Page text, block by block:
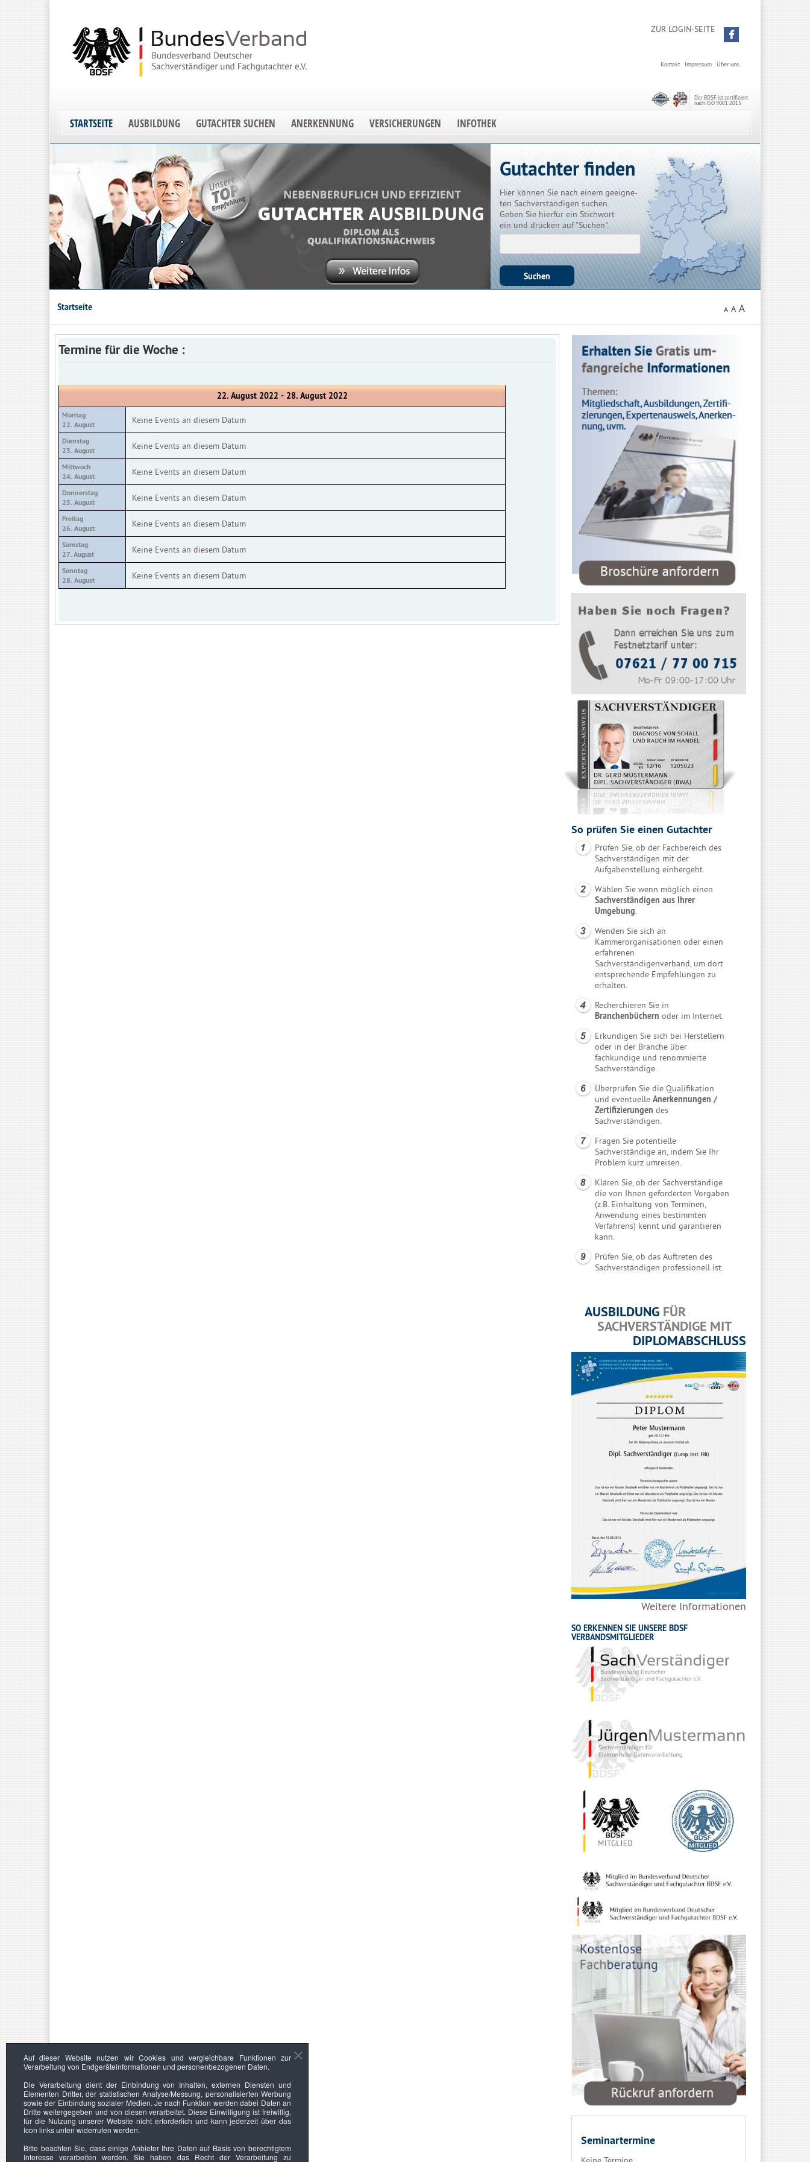
ZUR LOGIN-SEITE
Über uns
Impressum
Kontakt
Der BDSF ist zertifiziert
nach ISO 9001:2015
STARTSEITE AUSBILDUNG GUTACHTER SUCHEN ANERKENNUNG VERSICHERUNGEN INFOTHEK
Gutachter finden
Hier können Sie nach einem geeigne-
ten Sachverständigen suchen.
Geben Sie hierfür ein Stichwort
ein und drücken auf "Suchen".
Startseite A A A
Termine für die Woche :
22. August 2022 - 28. August 2022
Montag
22. August
Keine Events an diesem Datum
Dienstag
23. August
Keine Events an diesem Datum
Mittwoch
24. August
Keine Events an diesem Datum
Donnerstag
25. August
Keine Events an diesem Datum
Freitag
26. August
Keine Events an diesem Datum
Samstag
27. August
Keine Events an diesem Datum
Sonntag
28. August
Keine Events an diesem Datum
So prüfen Sie einen Gutachter
Prüfen Sie, ob der Fachbereich des
Sachverständigen mit der
Aufgabenstellung einhergeht.
Wählen Sie wenn möglich einen
Sachverständigen aus Ihrer
Umgebung.
Wenden Sie sich an
Kammerorganisationen oder einen
erfahrenen
Sachverständigenverband, um dort
entsprechende Empfehlungen zu
erhalten.
Recherchieren Sie in
Branchenbüchern oder im Internet.
Erkundigen Sie sich bei Herstellern
oder in der Branche über
fachkundige und renommierte
Sachverständige.
Überprüfen Sie die Qualifikation
und eventuelle Anerkennungen /
Zertifizierungen des
Sachverständigen.
Fragen Sie potentielle
Sachverständige an, indem Sie Ihr
Problem kurz umreisen.
Klären Sie, ob der Sachverständige
die von Ihnen geforderten Vorgaben
(z.B. Einhaltung von Terminen,
Anwendung eines bestimmten
Verfahrens) kennt und garantieren
kann.
Prüfen Sie, ob das Auftreten des
Sachverständigen professionell ist.
AUSBILDUNG FÜR
SACHVERSTÄNDIGE MIT
DIPLOMABSCHLUSS
Weitere Informationen
SO ERKENNEN SIE UNSERE BDSF
VERBANDSMITGLIEDER
Seminartermine
Auf dieser Website nutzen wir Cookies und vergleichbare Funktionen zur
Verarbeitung von Endgeräteinformationen und personenbezogenen Daten.
Die Verarbeitung dient der Einbindung von Inhalten, externen Diensten und
Elementen Dritter, der statistischen Analyse/Messung, personalisierten Werbung
sowie der Einbindung sozialer Medien. Je nach Funktion werden dabei Daten an
Dritte weitergegeben und von diesen verarbeitet. Diese Einwilligung ist freiwillig,
für die Nutzung unserer Website nicht erforderlich und kann jederzeit über das
Icon links unten widerrufen werden.
Bitte beachten Sie, dass einige Anbieter Ihre Daten auf Basis von berechtigtem
Interesse verarbeiten werden. Sie haben das Recht der Verarbeitung zu